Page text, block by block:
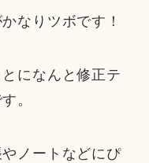
なりツボです！
になんと修正テ
。
ノートなどにぴ